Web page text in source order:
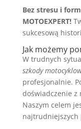
Bez stresu i
MOTOEXPERT!
sukcesową
Jak możemy
W trudnych
szkody
profesjonalnie.
doświadczenie z
Naszym celem
najtrudniejszych